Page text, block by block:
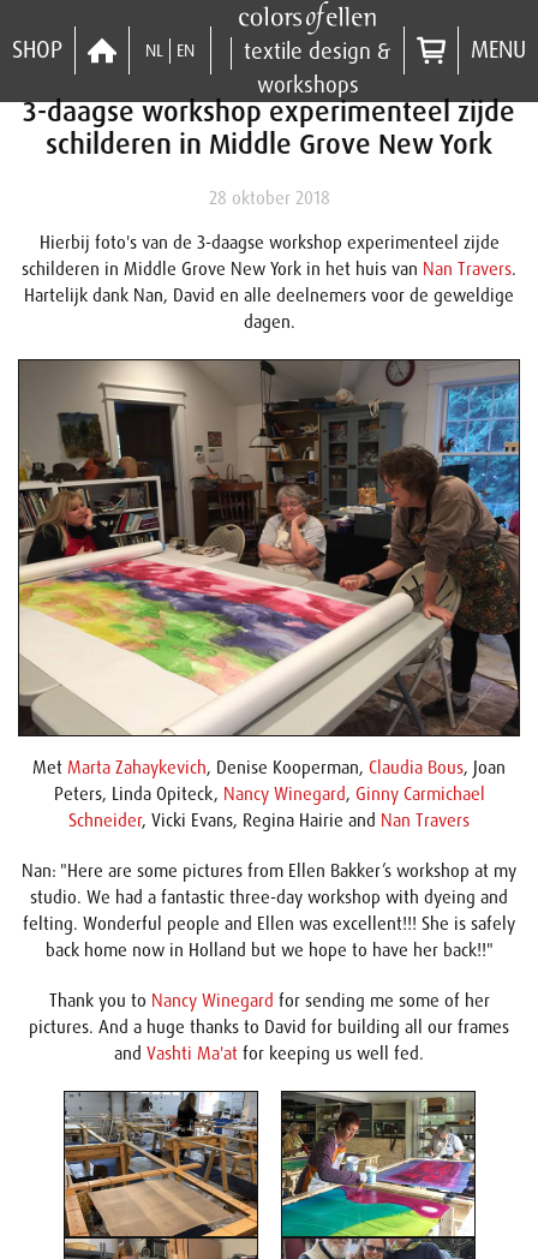
SHOP NL EN
textile design &
workshops
MENU
3-daagse workshop experimenteel zijde
schilderen in Middle Grove New York
28 oktober 2018
Hierbij foto's van de 3-daagse workshop experimenteel zijde
schilderen in Middle Grove New York in het huis van Nan Travers.
Hartelijk dank Nan, David en alle deelnemers voor de geweldige
dagen.
Met Marta Zahaykevich, Denise Kooperman, Claudia Bous, Joan
Peters, Linda Opiteck, Nancy Winegard, Ginny Carmichael
Schneider, Vicki Evans, Regina Hairie and Nan Travers
Nan: "Here are some pictures from Ellen Bakker’s workshop at my
studio. We had a fantastic three-day workshop with dyeing and
felting. Wonderful people and Ellen was excellent!!! She is safely
back home now in Holland but we hope to have her back!!"
Thank you to Nancy Winegard for sending me some of her
pictures. And a huge thanks to David for building all our frames
and Vashti Ma'at for keeping us well fed.